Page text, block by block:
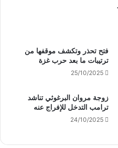
فتح تحذر وتكشف موقفها من
ترتيبات ما بعد حرب غزة
25/10/2025
زوجة مروان البرغوثي تناشد
ترامب التدخل للإفراج عنه
24/10/2025